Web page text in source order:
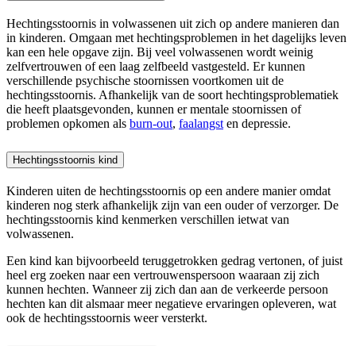
Hechtingsstoornis in volwassenen uit zich op andere manieren dan
in kinderen. Omgaan met hechtingsproblemen in het dagelijks leven
kan een hele opgave zijn. Bij veel volwassenen wordt weinig
zelfvertrouwen of een laag zelfbeeld vastgesteld. Er kunnen
verschillende psychische stoornissen voortkomen uit de
hechtingsstoornis. Afhankelijk van de soort hechtingsproblematiek
die heeft plaatsgevonden, kunnen er mentale stoornissen of
problemen opkomen als burn-out, faalangst en depressie.
Hechtingsstoornis kind
Kinderen uiten de hechtingsstoornis op een andere manier omdat
kinderen nog sterk afhankelijk zijn van een ouder of verzorger. De
hechtingsstoornis kind kenmerken verschillen ietwat van
volwassenen.
Een kind kan bijvoorbeeld teruggetrokken gedrag vertonen, of juist
heel erg zoeken naar een vertrouwenspersoon waaraan zij zich
kunnen hechten. Wanneer zij zich dan aan de verkeerde persoon
hechten kan dit alsmaar meer negatieve ervaringen opleveren, wat
ook de hechtingsstoornis weer versterkt.